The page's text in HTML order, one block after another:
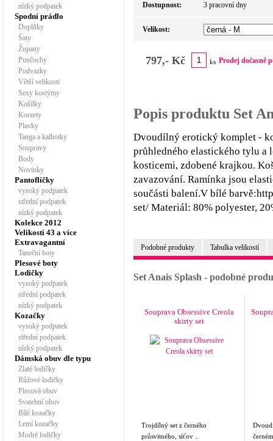
nízký podpatek
Spodní prádlo
Doplňky
Šaty
Župany
Punčochy
Podvazky
Větší velikosti
Sexy kostýmy
Košilky
Korzety
Plavky
Tanga a kalhotky
Soupravy
Body
Novinky
Pantoflíčky
vysoký podpatek
střední podpatek
nízký podpatek
Kolekce 2012
Velikosti 43 a více
Extravagantní
Taneční boty
Plesové boty
Lodičky
vysoký podpatek
střední podpatek
nízký podpatek
Kozačky
vysoký podpatek
střední podpatek
nízký podpatek
Dámská obuv dle typu
Zlaté lodičky
Růžové lodičky
Plesová obuv
Svatební obuv
Bílé kozačky
Letní kozačky
Modré lodičky
Dostupnost: 3 pracovní dny
Velikost:
797,- Kč ks Prodej dočasně
Popis produktu Set
Dvoudílný erotický komplet -
průhledného elastického tylu a
kosticemi, zdobené krajkou.
zavazování. Ramínka jsou
součásti balení.V bílé
set/ Materiál: 80% polyester,
Podobné produkty Tabulka velikostí
Set Anais Splash - podobné
Souprava Obsessive Creola
skirty set
Trojdílný set z černého
průsvitného, síťov ..